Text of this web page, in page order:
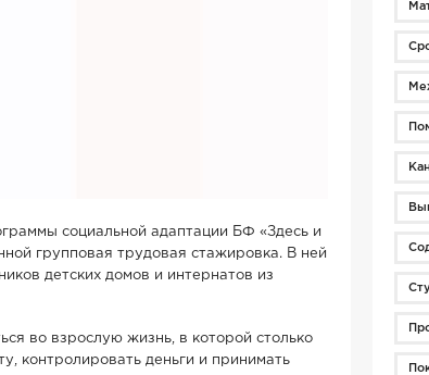
социальной адаптации БФ «Здесь и
групповая трудовая стажировка. В ней
детских домов и интернатов из
во взрослую жизнь, в которой столько
контролировать деньги и принимать